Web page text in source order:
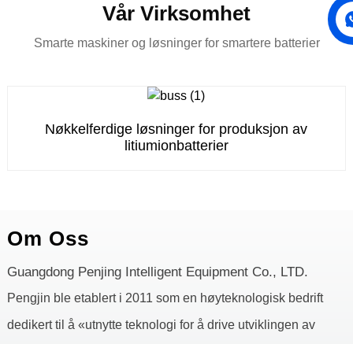
Vår Virksomhet
Smarte maskiner og løsninger for smartere batterier
Nøkkelferdige løsninger for produksjon av
litiumionbatterier
Om Oss
Guangdong Penjing Intelligent Equipment Co., LTD.
Pengjin ble etablert i 2011 som en høyteknologisk bedrift
dedikert til å «utnytte teknologi for å drive utviklingen av